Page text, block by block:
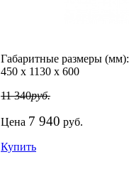
Габаритные размеры (мм):
450 х 1130 х 600
11 340руб.
Цена 7 940 руб.
Купить